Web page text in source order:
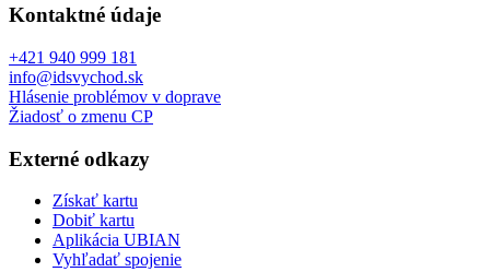
Kontaktné údaje
+421 940 999 181
info@idsvychod.sk
Hlásenie problémov v doprave
Žiadosť o zmenu CP
Externé odkazy
Získať kartu
Dobiť kartu
Aplikácia UBIAN
Vyhľadať spojenie